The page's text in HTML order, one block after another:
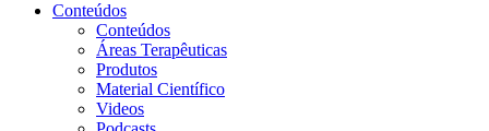
Conteúdos
Conteúdos
Áreas Terapêuticas
Produtos
Material Científico
Videos